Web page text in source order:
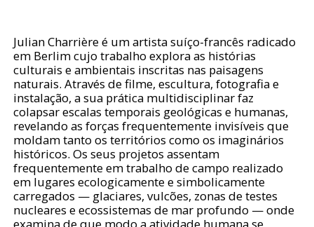
Julian Charrière é um artista suíço-francês radicado
em Berlim cujo trabalho explora as histórias
culturais e ambientais inscritas nas paisagens
naturais. Através de filme, escultura, fotografia e
instalação, a sua prática multidisciplinar faz
colapsar escalas temporais geológicas e humanas,
revelando as forças frequentemente invisíveis que
moldam tanto os territórios como os imaginários
históricos. Os seus projetos assentam
frequentemente em trabalho de campo realizado
em lugares ecologicamente e simbolicamente
carregados — glaciares, vulcões, zonas de testes
nucleares e ecossistemas de mar profundo — onde